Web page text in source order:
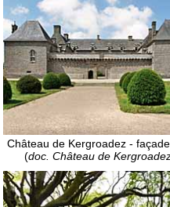
Château de Kergroadez -
(doc. Château de